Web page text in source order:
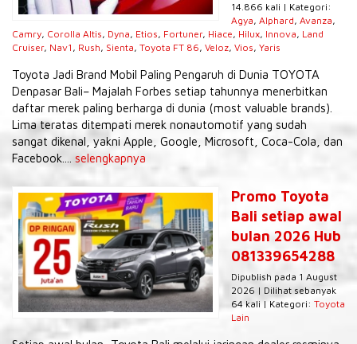
14.866 kali | Kategori:
Agya, Alphard, Avanza,
Camry, Corolla Altis, Dyna, Etios, Fortuner, Hiace, Hilux, Innova, Land
Cruiser, Nav1 , Rush, Sienta, Toyota FT 86, Veloz, Vios, Yaris
Toyota Jadi Brand Mobil Paling Pengaruh di Dunia TOYOTA
Denpasar Bali– Majalah Forbes setiap tahunnya menerbitkan
daftar merek paling berharga di dunia (most valuable brands).
Lima teratas ditempati merek nonautomotif yang sudah
sangat dikenal, yakni Apple, Google, Microsoft, Coca-Cola, dan
Facebook.... selengkapnya
Promo Toyota
Bali setiap awal
bulan 2026 Hub
081339654288
Dipublish pada 1 August
2026 | Dilihat sebanyak
64 kali | Kategori: Toyota
Lain